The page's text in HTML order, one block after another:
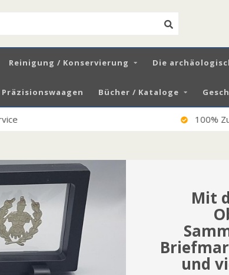
Reinigung / Konservierung Die
Präzisionswaagen Bücher / Kataloge
100% Zufriedene Kunden
Mit
und